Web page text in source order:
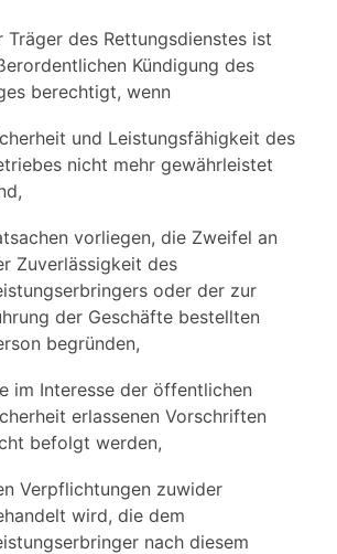
Träger des Rettungsdienstes ist
Kündigung des
berechtigt, wenn
und Leistungsfähigkeit des
nicht mehr gewährleistet
vorliegen, die Zweifel an
Zuverlässigkeit des
oder der zur
der Geschäfte bestellten
begründen,
im Interesse der öffentlichen
erlassenen Vorschriften
befolgt werden,
Verpflichtungen zuwider
wird, die dem
nach diesem